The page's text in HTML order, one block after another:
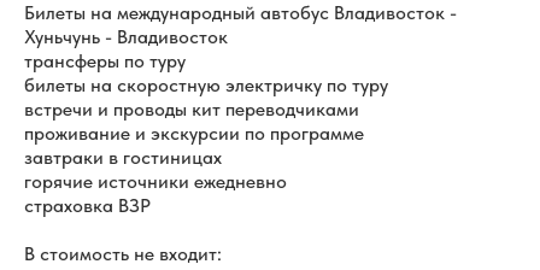
Билеты на международный автобус Владивосток -
Хуньчунь - Владивосток
трансферы по туру
билеты на скоростную электричку по туру
встречи и проводы кит переводчиками
проживание и экскурсии по программе
завтраки в гостиницах
горячие источники ежедневно
страховка ВЗР
В стоимость не входит: